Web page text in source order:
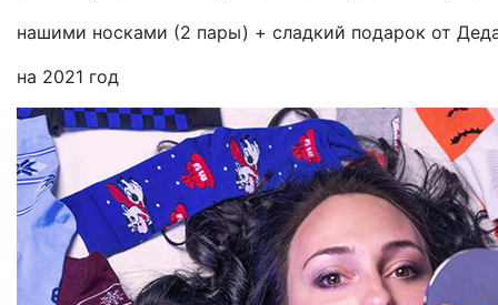
нашими носками (2 пары) + сладкий подарок от
на 2021 год